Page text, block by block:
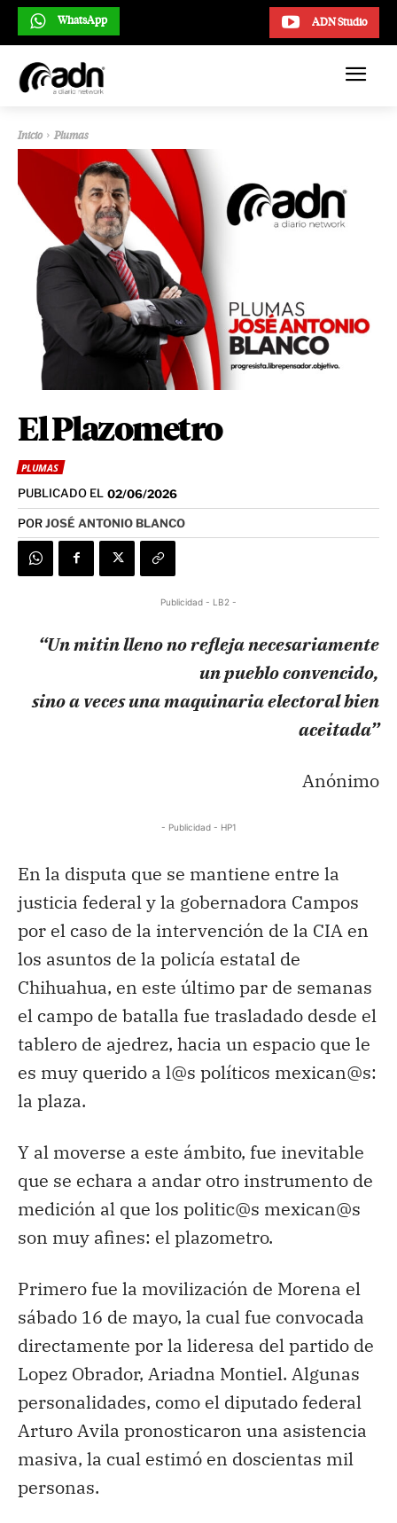
ADN Studio
WhatsApp
Inicio Plumas
El Plazometro
PLUMAS
PUBLICADO EL 02/06/2026
PORJOSÉ ANTONIO BLANCO
Publicidad - LB2 -
“Un mitin lleno no refleja necesariamente
un pueblo convencido,
sino a veces una maquinaria electoral bien
aceitada”
Anónimo
- Publicidad - HP1
En la disputa que se mantiene entre la
justicia federal y la gobernadora Campos
por el caso de la intervención de la CIA en
los asuntos de la policía estatal de
Chihuahua, en este último par de semanas
el campo de batalla fue trasladado desde el
tablero de ajedrez, hacia un espacio que le
es muy querido a l@s políticos mexican@s:
la plaza.
Y al moverse a este ámbito, fue inevitable
que se echara a andar otro instrumento de
medición al que los politic@s mexican@s
son muy afines: el plazometro.
Primero fue la movilización de Morena el
sábado 16 de mayo, la cual fue convocada
directamente por la lideresa del partido de
Lopez Obrador, Ariadna Montiel. Algunas
personalidades, como el diputado federal
Arturo Avila pronosticaron una asistencia
masiva, la cual estimó en doscientas mil
personas.